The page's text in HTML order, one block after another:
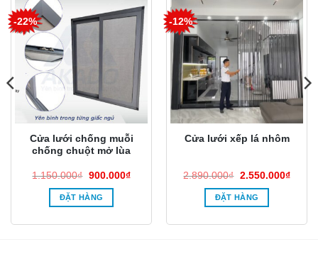
-22%
Cửa lưới chống muỗi
chống chuột mở lùa
1.150.000₫ Giá
là:
1.150.000₫.
900.000₫Giá
ĐẶT HÀNG
-12%
Cửa lưới xếp lá nhôm
2.890.000₫ Giá
là:
2.890.000₫.
2.550.000₫Giá
ĐẶT HÀNG